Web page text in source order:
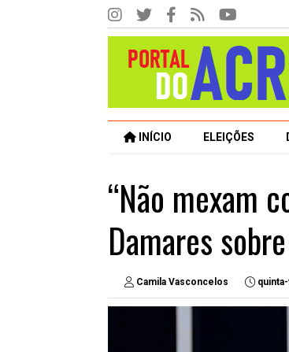
INÍCIO ELEIÇÕES
“Não mexam
Damares
Camila Vasconcelos